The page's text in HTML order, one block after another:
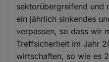
sektorübergreifend und
ein jährlich sinkendes
verpassen, so dass wir
Treffsicherheit im Jahr
wirtschaften, so wie es